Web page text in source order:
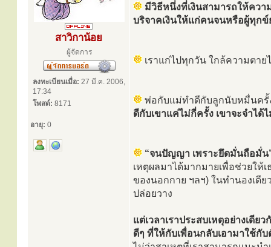
สาวิกาน้อย
ผู้จัดการ
ลงทะเบียนเมื่อ: 27 มี.ค. 2006,
17:34
โพสต์: 8171
อายุ: 0
มีวิธีหนึ่งที่เงินสามารถให้ควา
บริจาคเงินให้แก่คนจนหรือผู้ทุกข์
เราแก่ไปทุกวัน ใกล้ความตา
พ่อกับแม่ทำดีกับลูกนับหมื่นครั้
ดีกับเขาแค่ไม่กี่ครั้ง เขาจะจำได้
“จนปัญญา เพราะยึดมั่นถือมั่น
เหตุผลมาได้มากมายเพื่อช่วยให้
ของนอกกาย ฯลฯ) ในทำนองเดีย
ปล่อยวาง
แต่เวลาเราประสบเหตุอย่างเดี
ดีๆ ที่ให้กับเพื่อนกลับเอามาใช้กั